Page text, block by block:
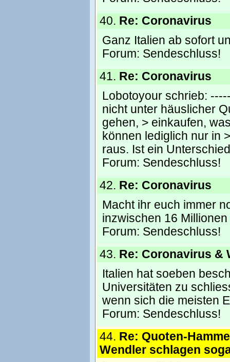
40. Re: Coronavirus
Ganz Italien ab sofort
Forum: Sendeschluss!
41. Re: Coronavirus
Lobotoyour schrieb:
nicht unter häuslicher
gehen, > einkaufen,
können lediglich nur in
raus. Ist ein
Forum: Sendeschluss!
42. Re: Coronavirus
Macht ihr euch immer
inzwischen 16
Forum: Sendeschluss!
43. Re: Coronavirus &
Italien hat soeben
Universitäten zu
wenn sich die meisten
Forum: Sendeschluss!
44. Re: Quoten-
Wendler schlagen